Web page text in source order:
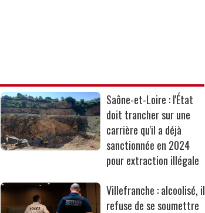
Saône-et-Loire : l'État
doit trancher sur une
carrière qu'il a déjà
sanctionnée en 2024
pour extraction illégale
Villefranche : alcoolisé, il
refuse de se soumettre